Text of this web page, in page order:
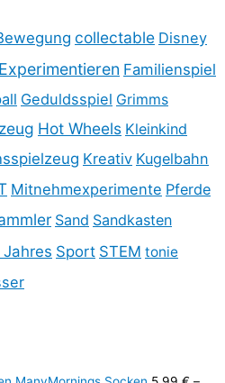
collectable Disney
Experimentieren Familienspiel
Geduldsspiel Grimms
Hot Wheels Kleinkind
Kreativ Kugelbahn
Mitnehmexperimente Pferde
Sand Sandkasten
Sport STEM tonie